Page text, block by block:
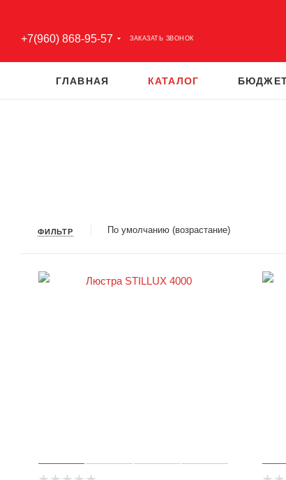
+7(960) 868-95-57 ЗАКАЗАТЬ ЗВОНОК
ГЛАВНАЯ КАТАЛОГ
ФИЛЬТР По умолчанию (возрастание)